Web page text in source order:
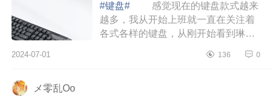
#键盘#
感觉现在的键盘款式越来
越多，我从开始上班就一直在关注着
各式各样的键盘，从刚开始看到琳琅
需求去选择适合自己的键盘，中间可
2024-07-01 136 0
メ零乱Oo